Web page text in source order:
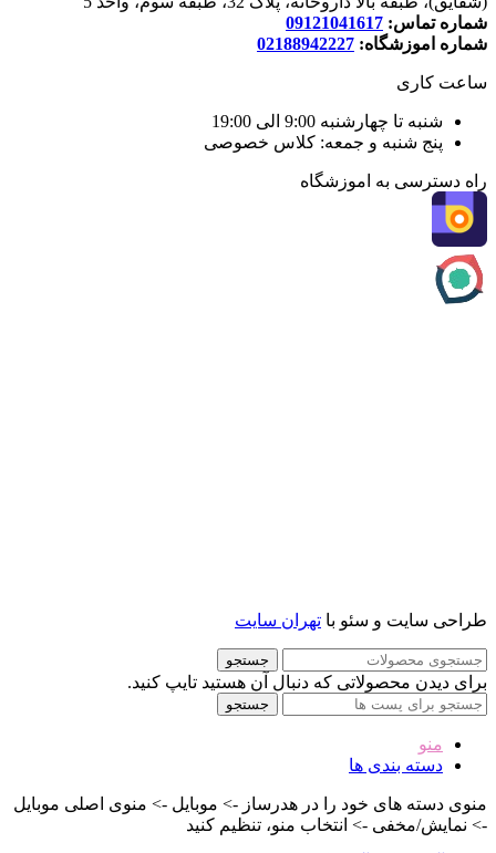
شماره تماس: 09121041617
شماره اموزشگاه: 02188942227
ساعت کاری
شنبه تا چهارشنبه 9:00 الی 19:00
پنج شنبه و جمعه: کلاس خصوصی
راه دسترسی به اموزشگاه
طراحی سایت و سئو با تهران سایت
جستجو
برای دیدن محصولاتی که دنبال آن هستید تایپ کنید.
جستجو
منو
دسته بندی ها
منوی دسته های خود را در هدرساز -> موبایل -> منوی اصلی موبایل
-> نمایش/مخفی -> انتخاب منو، تنظیم کنید